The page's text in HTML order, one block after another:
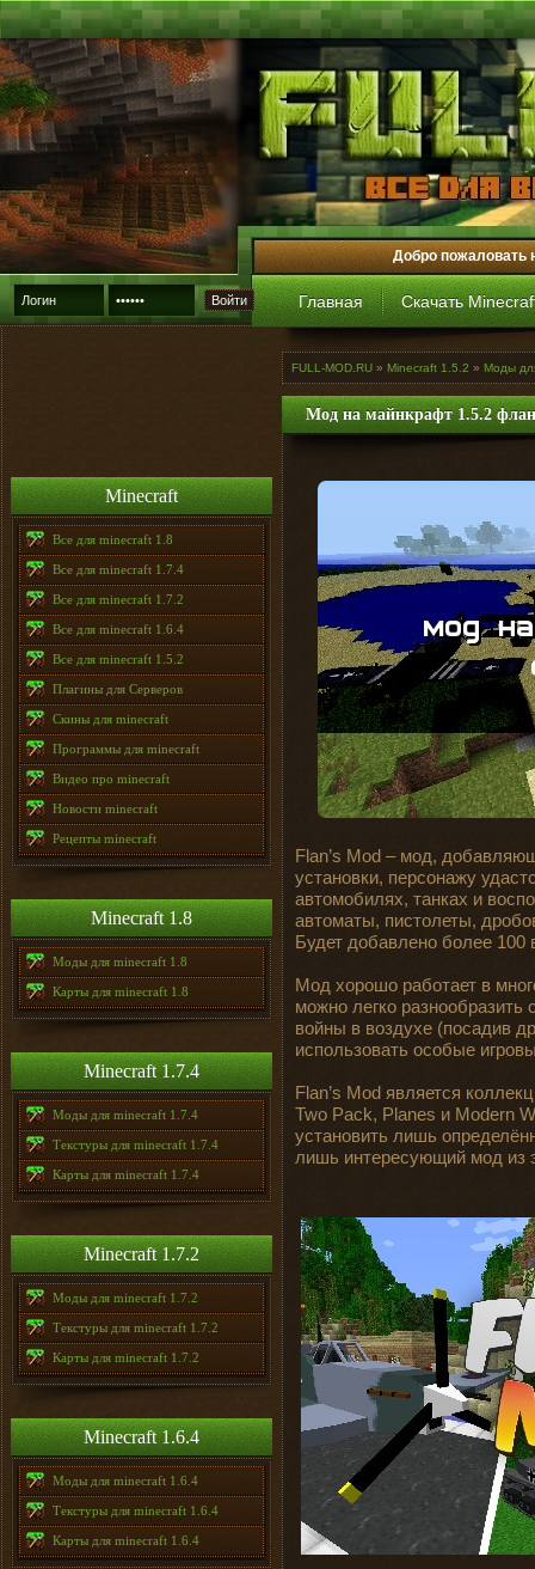
Войти
Добро пожаловать
Главная Скачать
Minecraft
Все для minecraft 1.8
Все для minecraft 1.7.4
Все для minecraft 1.7.2
Все для minecraft 1.6.4
Все для minecraft 1.5.2
Плагины для Серверов
Скины для minecraft
Программы для minecraft
Видео про minecraft
Новости minecraft
Рецепты minecraft
Minecraft 1.8
Моды для minecraft 1.8
Карты для minecraft 1.8
Minecraft 1.7.4
Моды для minecraft 1.7.4
Текстуры для minecraft 1.7.4
Карты для minecraft 1.7.4
Minecraft 1.7.2
Моды для minecraft 1.7.2
Текстуры для minecraft 1.7.2
Карты для minecraft 1.7.2
Minecraft 1.6.4
Моды для minecraft 1.6.4
Текстуры для minecraft 1.6.4
Карты для minecraft 1.6.4
FULL-MOD.RU » Minecraft 1.5.2 » Моды
Мод на майнкрафт 1.5.2
Flan’s Mod – мод,
установки, персонажу
автомобилях, танках и
автоматы, пистолеты,
Будет добавлено более 100
Мод хорошо работает в
можно легко разнообразить
войны в воздухе (посадив
использовать особые
Flan’s Mod является
Two Pack, Planes и Modern
установить лишь
лишь интересующий мод из